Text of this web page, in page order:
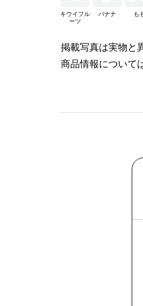
キウイフル
ーツ
バナナ も
掲載写真は実物と
商品情報について